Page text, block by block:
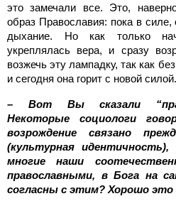
это замечали все. Это,
образ Православия: пока в силе,
дыхание. Но как только
укреплялась вера, и сразу
возжечь эту лампадку, так как
и сегодня она горит с новой силой.
– Вот Вы сказали
Некоторые социологи
возрождение связано
(культурная
многие наши
православными, в Бога на
согласны с этим? Хорошо это